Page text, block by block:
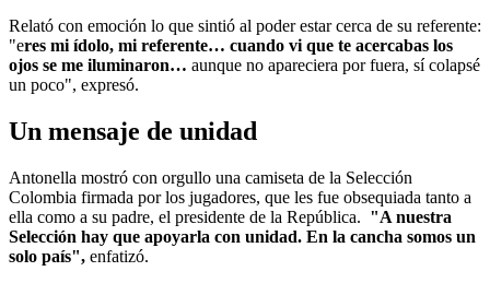
Relató con emoción lo que sintió al poder estar cerca de su referente:
"eres mi ídolo, mi referente… cuando vi que te acercabas los
ojos se me iluminaron… aunque no apareciera por fuera, sí colapsé
un poco", expresó.
Un mensaje de unidad
Antonella mostró con orgullo una camiseta de la Selección
Colombia firmada por los jugadores, que les fue obsequiada tanto a
ella como a su padre, el presidente de la República. "A nuestra
Selección hay que apoyarla con unidad. En la cancha somos un
solo país", enfatizó.